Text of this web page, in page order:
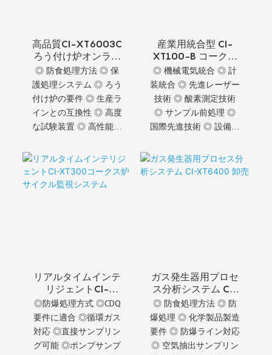
高品質CI-XT6003C
ろう付け炉オンライ
ン酸素分析システム
◎ 防食処理方法 ◎ 保
護処理システム ◎ ろう
付け炉の要件 ◎ 生産ラ
インとの互換性 ◎ 高度
な試験装置 ◎ 高性能保
保
産業用統合型 CI-
XT100-B コークス
炉ガス分析システム
◎ 機械電気統合 ◎ 計
装統合 ◎ 先進レーザー
技術 ◎ 酸素測定技術
◎ サンプル前処理 ◎
国際先進技術 ◎ 設備完
リアルタイムインテ
リジェントCI-
XT300コークス炉
サイクル監視システ
ム
◎防爆処理方式 ◎CDQ
要件に適合 ◎循環ガス
対応 ◎直接サンプリン
グ可能 ◎ポンプサンプ
ガス発生器用プロセ
ス分析システム CI-
XT6400 卸売
◎ 防食処理方法 ◎ 防
爆処理 ◎ 化学製品製造
要件 ◎ 防爆ライン対応
◎ 空気抽出サンプリン